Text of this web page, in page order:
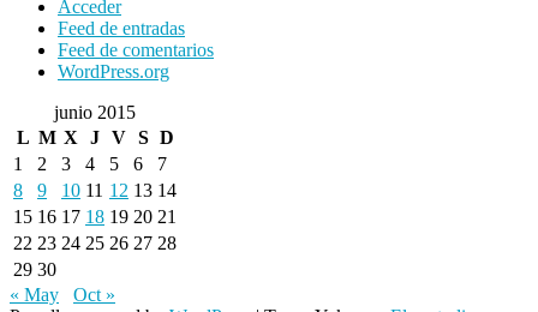
Acceder
Feed de entradas
Feed de comentarios
WordPress.org
junio 2015
L M X J V S D
1
2 3 4 5 6
7
8
9 10 11 12 13 14
15 16 17 18 19 20 21
22 23 24 25 26 27 28
29 30
« May
Oct »